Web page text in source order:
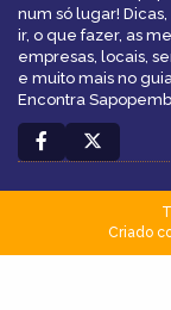
num só lugar!
ir, o que fazer, as
empresas, locais,
e muito mais no guia
Encontra
Criado